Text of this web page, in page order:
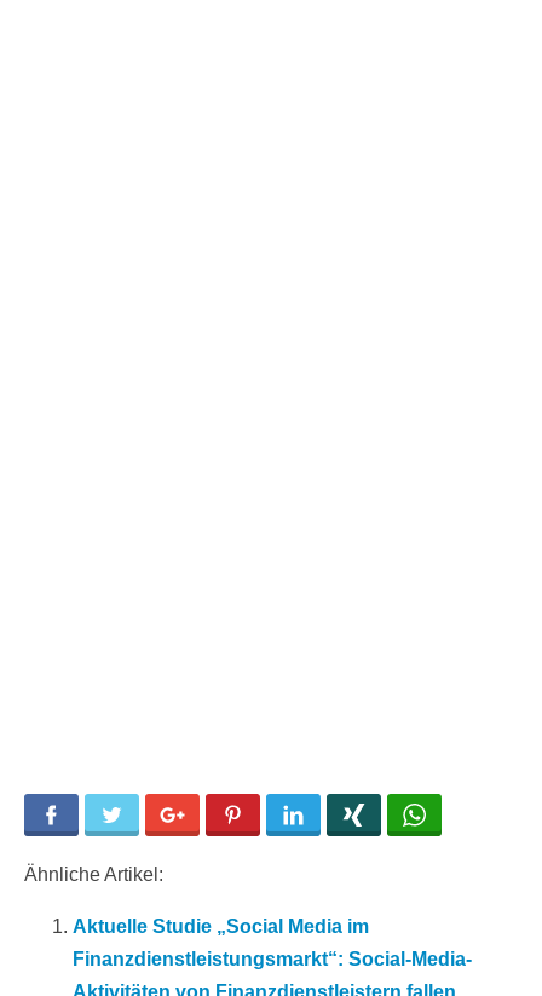
Facebook Twitter Google+ Pinterest LinkedIn
Ähnliche Artikel:
Aktuelle Studie „Social Media im
Finanzdienstleistungsmarkt“: Social-Media-